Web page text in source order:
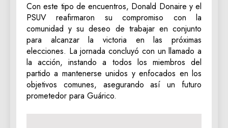
Con este tipo de encuentros, Donald Donaire y el
PSUV reafirmaron su compromiso con la
comunidad y su deseo de trabajar en conjunto
para alcanzar la victoria en las próximas
elecciones. La jornada concluyó con un llamado a
la acción, instando a todos los miembros del
partido a mantenerse unidos y enfocados en los
objetivos comunes, asegurando así un futuro
prometedor para Guárico.